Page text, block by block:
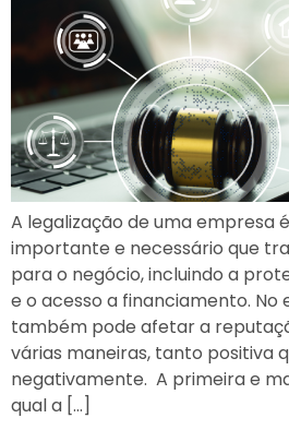
A legalização de uma empresa
importante e necessário que
para o negócio, incluindo a
e o acesso a financiamento. No
também pode afetar a
várias maneiras, tanto positiva
negativamente. A primeira e
qual a […]